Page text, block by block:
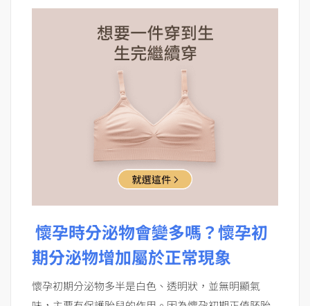
懷孕時分泌物會變多嗎？懷孕初
期分泌物增加屬於正常現象
懷孕初期分泌物多半是白色、透明狀，並無明顯氣